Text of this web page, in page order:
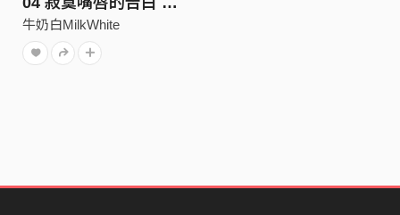
牛奶白MilkWhite